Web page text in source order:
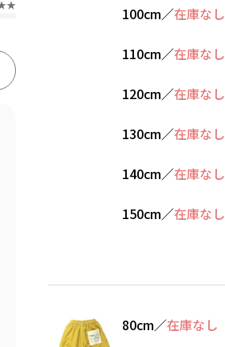
100cm／在庫なし
110cm／在庫なし
120cm／在庫なし
130cm／在庫なし
140cm／在庫なし
150cm／在庫なし
80cm／在庫なし